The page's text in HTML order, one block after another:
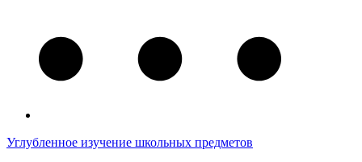
Углубленное изучение школьных предметов